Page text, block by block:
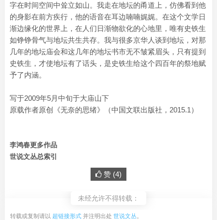
字在时间空间中耸立如山。我走在地坛的甬道上，仿佛看到他
的身影在前方疾行，他的语音在耳边喃喃娓娓。在这个文学日
渐边缘化的世界上，在人们日渐物欲化的心地里，唯有史铁生
如铮铮骨气与地坛共生共存。我与很多京华人谈到地坛，对那
几年的地坛庙会和这几年的地坛书市无不皱紧眉头，只有提到
史铁生，才使地坛有了话头，是史铁生给这个四百年的祭地赋
予了内涵。
写于2009年5月中旬于大庙山下
原载作者原创《无奈的思绪》（中国文联出版社，2015.1）
李鸿春更多作品
世说文丛总索引
赞 (4)
未经允许不得转载：
转载或复制请以 超链接形式 并注明出处 世说文丛。